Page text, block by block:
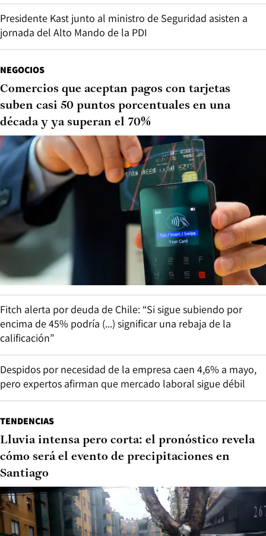
Presidente Kast junto al ministro de Seguridad asisten a
jornada del Alto Mando de la PDI
NEGOCIOS
Comercios que aceptan pagos con tarjetas
suben casi 50 puntos porcentuales en una
década y ya superan el 70%
Fitch alerta por deuda de Chile: “Si sigue subiendo por
encima de 45% podría (...) significar una rebaja de la
calificación”
Despidos por necesidad de la empresa caen 4,6% a mayo,
pero expertos afirman que mercado laboral sigue débil
TENDENCIAS
Lluvia intensa pero corta: el pronóstico revela
cómo será el evento de precipitaciones en
Santiago